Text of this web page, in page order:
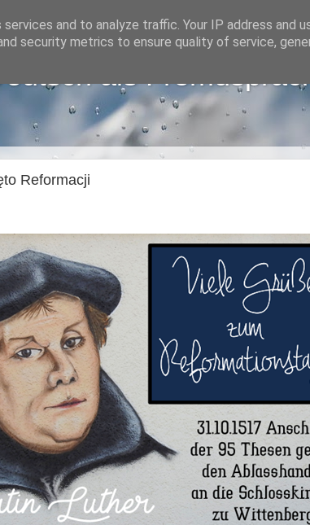
als
Reformacji
and to analyze traffic. Your IP address and
security metrics to ensure quality of service,